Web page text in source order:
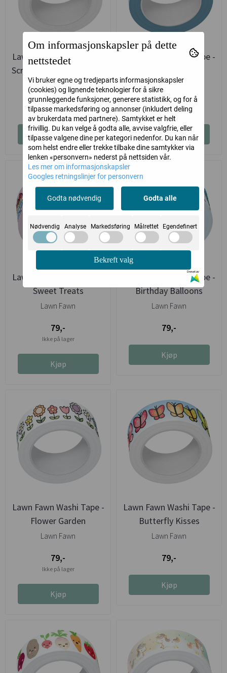
Lawn Fawn Washi Tape -
Scripty Sayings Shimmer
Lawn Fawn
79,-
Kjøp
Lawn Fawn Washi Tape -
Lawn Fawn
79,-
Kjøp
Lawn Fawn Washi Tape -
Sweet Treats
Lawn Fawn
79,-
Ikke på lager
Kjøp
Lawn Fawn Washi Tape -
Birthday Balloons
Lawn Fawn
79,-
Kjøp
Lawn Fawn Washi Tape -
Flower Garden
Lawn Fawn
79,-
Ikke på lager
Kjøp
Lawn Fawn Washi Tape -
Butterfly Kisses
Lawn Fawn
79,-
Kjøp
Om informasjonskapsler på dette
nettstedet
Vi bruker egne og tredjeparts informasjonskapsler
(cookies) og lignende teknologier for å sikre
grunnleggende funksjoner, generere statistikk, og for å
tilpasse markedsføring og annonser (inkludert deling
av brukerdata med partnere). Samtykket er helt
frivillig. Du kan velge å godta alle, avvise valgfrie, eller
tilpasse valgene dine per kategori nedenfor. Du kan når
som helst endre eller trekke tilbake dine samtykker via
lenken «personvern» nederst på nettsiden vår.
Les mer om informasjonskapsler
Googles retningslinjer for personvern
Godta nødvendig Godta alle
Nødvendig Analyse Markedsføring Målrettet Egendefinert
Bekreft valg
Drevet av